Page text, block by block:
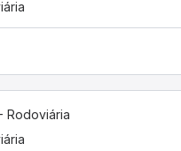
Rodoviária